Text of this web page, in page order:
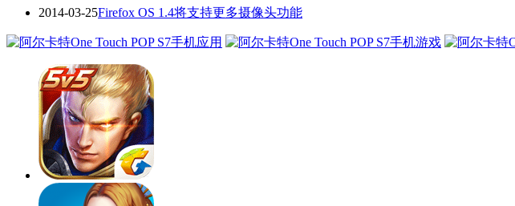
2014-03-25Firefox OS 1.4将支持更多摄像头功能